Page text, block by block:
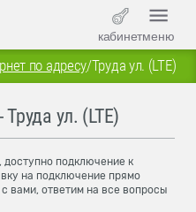
кабинетменю
по адресу/Труда ул. (LTE)
ул. (LTE)
доступно подключение к
на подключение прямо
вами, ответим на все вопросы